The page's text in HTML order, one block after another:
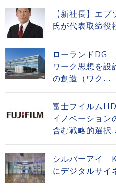
【新社長】エ
氏が代表取締
ローランドDG
ワーク思想を
の創造（ワク...
富士フイルム
イノベーション
含む戦略的選択
シルバーアイ
にデジタルサイ